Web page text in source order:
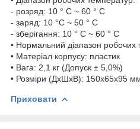
- розряд: 10 ° C ~ 60 ° C
- заряд: 10 °C ~ 50 ° C
- зберігання: 10 ° C ~ 60 ° C
• Нормальний діапазон робочих
• Матеріал корпусу: пластик
• Вага: 2,1 кг (Допуск ± 5,0%)
• Розміри (ДхШхВ): 150x65x95
Приховати